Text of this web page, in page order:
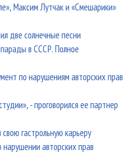
Максим Лутчак и «Смешарики»
две солнечные песни
в СССР. Полное
по нарушениям авторских прав
- проговорился ее партнер
гастрольную карьеру
нарушении авторских прав